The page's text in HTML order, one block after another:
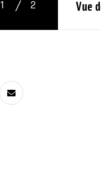
1 / 2